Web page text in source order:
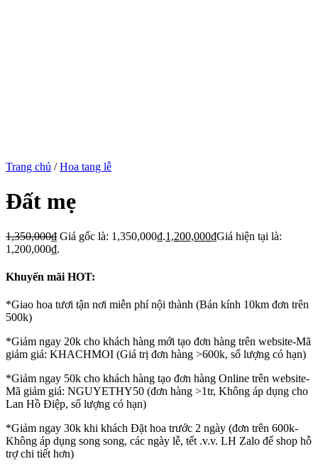
Trang chủ / Hoa tang lễ
Đất mẹ
1,350,000₫ Giá gốc là: 1,350,000₫.1,200,000₫Giá hiện tại là:
1,200,000₫.
Khuyến mãi HOT:
*Giao hoa tươi tận nơi miễn phí nội thành (Bán kính 10km đơn trên
500k)
*Giảm ngay 20k cho khách hàng mới tạo đơn hàng trên website-Mã
giảm giá: KHACHMOI (Giá trị đơn hàng >600k, số lượng có hạn)
*Giảm ngay 50k cho khách hàng tạo đơn hàng Online trên website-
Mã giảm giá: NGUYETHY50 (đơn hàng >1tr, Không áp dụng cho
Lan Hồ Điệp, số lượng có hạn)
*Giảm ngay 30k khi khách Đặt hoa trước 2 ngày (đơn trên 600k-
Không áp dụng song song, các ngày lễ, tết .v.v. LH Zalo để shop hỗ
trợ chi tiết hơn)